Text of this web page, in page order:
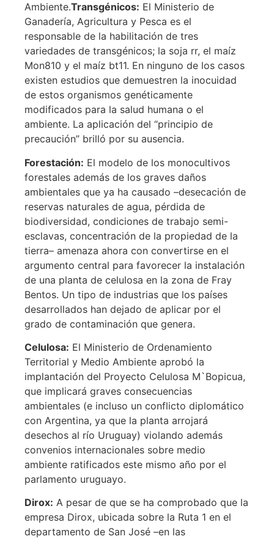
Ambiente.Transgénicos: El Ministerio de
Ganadería, Agricultura y Pesca es el
responsable de la habilitación de tres
variedades de transgénicos; la soja rr, el maíz
Mon810 y el maíz bt11. En ninguno de los casos
existen estudios que demuestren la inocuidad
de estos organismos genéticamente
modificados para la salud humana o el
ambiente. La aplicación del “principio de
precaución” brilló por su ausencia.
Forestación: El modelo de los monocultivos
forestales además de los graves daños
ambientales que ya ha causado –desecación de
reservas naturales de agua, pérdida de
biodiversidad, condiciones de trabajo semi-
esclavas, concentración de la propiedad de la
tierra– amenaza ahora con convertirse en el
argumento central para favorecer la instalación
de una planta de celulosa en la zona de Fray
Bentos. Un tipo de industrias que los países
desarrollados han dejado de aplicar por el
grado de contaminación que genera.
Celulosa: El Ministerio de Ordenamiento
Territorial y Medio Ambiente aprobó la
implantación del Proyecto Celulosa M`Bopicua,
que implicará graves consecuencias
ambientales (e incluso un conflicto diplomático
con Argentina, ya que la planta arrojará
desechos al río Uruguay) violando además
convenios internacionales sobre medio
ambiente ratificados este mismo año por el
parlamento uruguayo.
Dirox: A pesar de que se ha comprobado que la
empresa Dirox, ubicada sobre la Ruta 1 en el
departamento de San José –en las